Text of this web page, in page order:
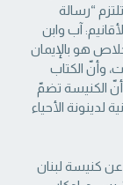
“رسالة
آب وابن
هو بالإيمان
وأنّ الكتاب
الكنيسة تضمّ
لدينونة الأحياء
عن كنيسة لبنان